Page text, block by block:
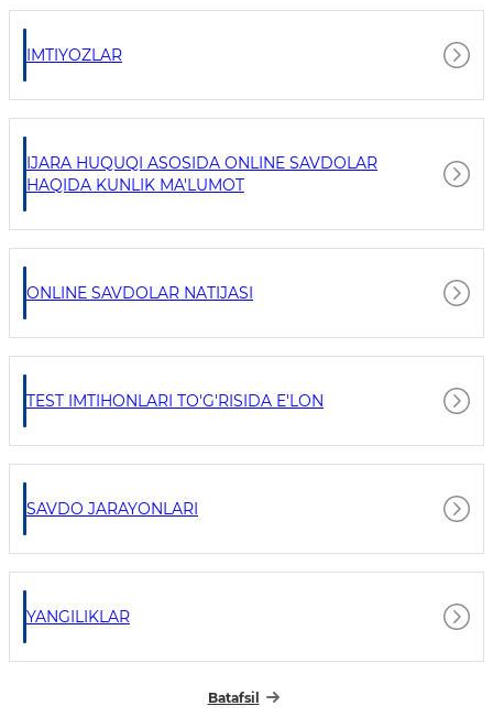
IMTIYOZLAR
IJARA HUQUQI ASOSIDA ONLINE SAVDOLAR
HAQIDA KUNLIK MA'LUMOT
ONLINE SAVDOLAR NATIJASI
TEST IMTIHONLARI TO'G'RISIDA E'LON
SAVDO JARAYONLARI
YANGILIKLAR
Batafsil